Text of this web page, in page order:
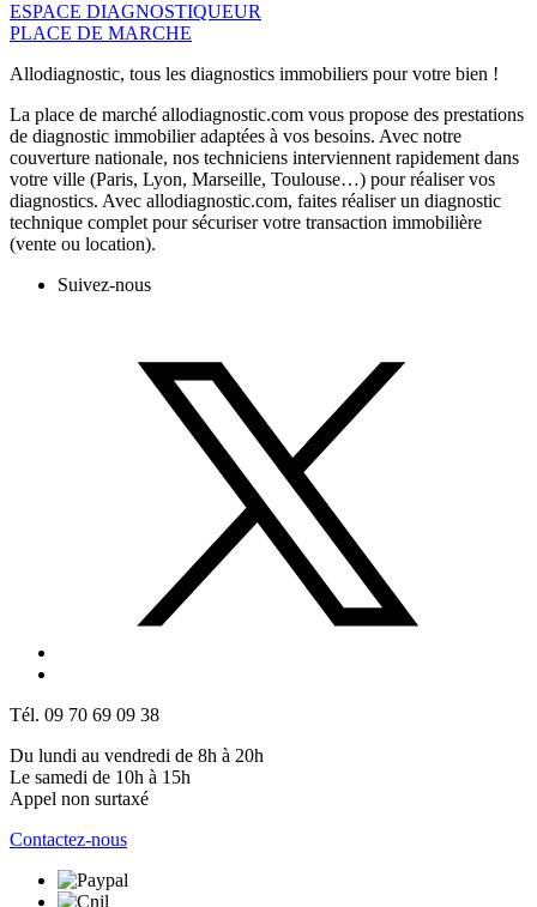
ESPACE DIAGNOSTIQUEUR
PLACE DE MARCHE
Allodiagnostic, tous les diagnostics immobiliers pour votre bien !
La place de marché allodiagnostic.com vous propose des prestations
de diagnostic immobilier adaptées à vos besoins. Avec notre
couverture nationale, nos techniciens interviennent rapidement dans
votre ville (Paris, Lyon, Marseille, Toulouse…) pour réaliser vos
diagnostics. Avec allodiagnostic.com, faites réaliser un diagnostic
technique complet pour sécuriser votre transaction immobilière
(vente ou location).
Suivez-nous
Tél. 09 70 69 09 38
Du lundi au vendredi de 8h à 20h
Le samedi de 10h à 15h
Appel non surtaxé
Contactez-nous